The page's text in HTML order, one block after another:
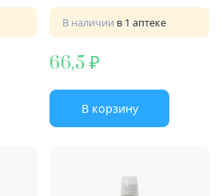
В наличии в 1 аптеке
66,5
В корзину